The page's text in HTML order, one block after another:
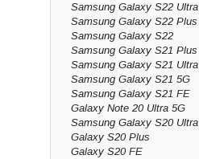
Samsung Galaxy S22 Ultra
Samsung Galaxy S22 Plus
Samsung Galaxy S22
Samsung Galaxy S21 Plus
Samsung Galaxy S21 Ultra
Samsung Galaxy S21 5G
Samsung Galaxy S21 FE
Galaxy Note 20 Ultra 5G
Samsung Galaxy S20 Ultra
Galaxy S20 Plus
Galaxy S20 FE